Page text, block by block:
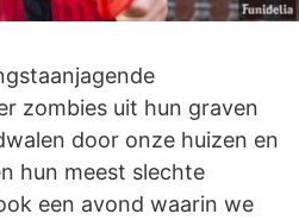
zombies uit hun graven
door onze huizen en
hun meest slechte
een avond waarin we